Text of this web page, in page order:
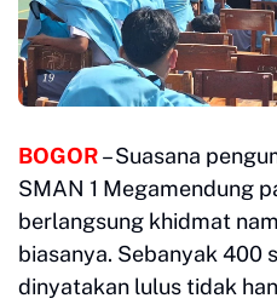
BOGOR– Suasana
SMAN 1 Megamendung
berlangsung khidmat
biasanya. Sebanyak 400
dinyatakan lulus tidak